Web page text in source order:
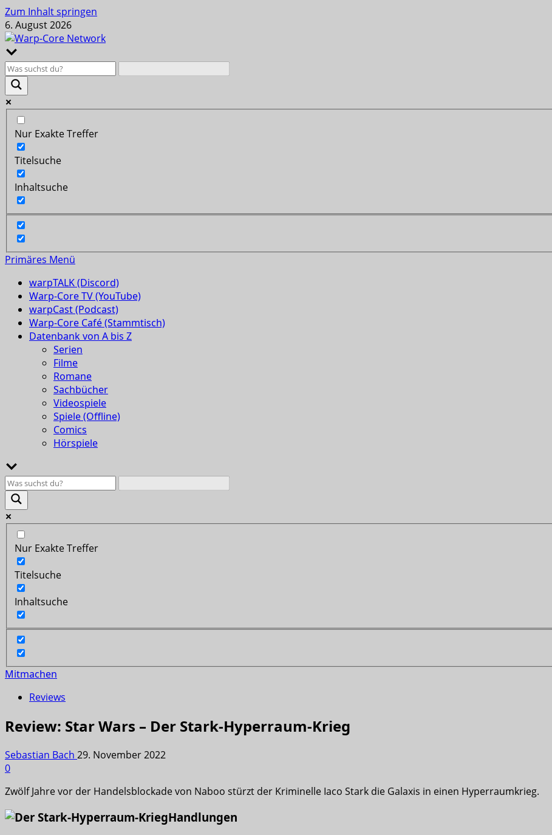
Zum Inhalt springen
6. August 2026
Nur Exakte Treffer
Titelsuche
Inhaltsuche
Primäres Menü
warpTALK (Discord)
Warp-Core TV (YouTube)
warpCast (Podcast)
Warp-Core Café (Stammtisch)
Datenbank von A bis Z
Serien
Filme
Romane
Sachbücher
Videospiele
Spiele (Offline)
Comics
Hörspiele
Nur Exakte Treffer
Titelsuche
Inhaltsuche
Mitmachen
Reviews
Review: Star Wars – Der Stark-Hyperraum-Krieg
Sebastian Bach 29. November 2022
0
Zwölf Jahre vor der Handelsblockade von Naboo stürzt der Kriminelle Iaco Stark die Galaxis in einen Hyperraumkrieg.
Handlungen